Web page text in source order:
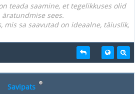
teada saamine, et tegelikkuses olid
sees.
mis sa saavutad on ideaalne, täiuslik,
Savipats